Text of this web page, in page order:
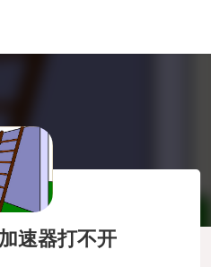
速器打不开